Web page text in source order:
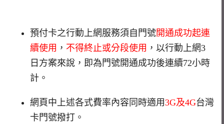
預付卡之行動上網服務須自門號開通成功起連
續使用 ， 不得終止或分段使用 ，以行動上網3
日方案來說，即為門號開通成功後連續72小時
計。
網頁中上述各式費率內容同時適用3G及4G台灣
卡門號撥打。